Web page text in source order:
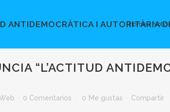
ANTIDEMOCRÀTICA I AUTORITÀRIA
Home >
“L’ACTITUD
0 Comentarios 0 Me gustas Compartir